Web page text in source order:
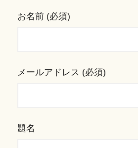
お名前 (必須)
メールアドレス (必須)
題名